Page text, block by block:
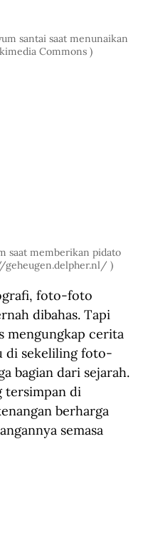
santai saat menunaikan
Commons )
saat memberikan pidato
geheugen.delpher.nl/ )
foto-foto
dibahas. Tapi
mengungkap cerita
di sekeliling foto-
bagian dari sejarah.
tersimpan di
berharga
semasa